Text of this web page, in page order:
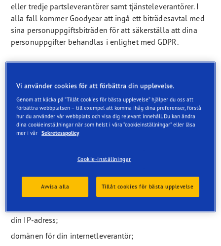
eller tredje partsleverantörer samt tjänsteleverantörer. I
alla fall kommer Goodyear att ingå ett biträdesavtal med
sina personuppgiftsbiträden för att säkerställa att dina
personuppgifter behandlas i enlighet med GDPR.
Insamlingsmetod
När du surfar på webbplatsen samlas en del
personuppgifter in som ett resultat av ditt surfande. Vissa
frivilligt uppger personuppgifter till Goodyear.
Personuppgifter som samlas in
Vi samlar in följande information från besökare på
din IP-adress;
domänen för din internetleverantör;
Vi använder cookies för att förbättra din upplevelse.
Genom att klicka på ”Tillåt cookies för bästa upplevelse” hjälper du oss att
förbättra webbplatsen – till exempel att komma ihåg dina preferenser, förstå
hur du använder vår webbplats och visa dig relevant innehåll. Du kan ändra
dina cookieinställningar när som helst i våra ”cookieinställningar” eller läsa
mer i vår Sekretesspolicy
Cookie-inställningar
Avvisa alla Tillåt cookies för bästa upplevelse